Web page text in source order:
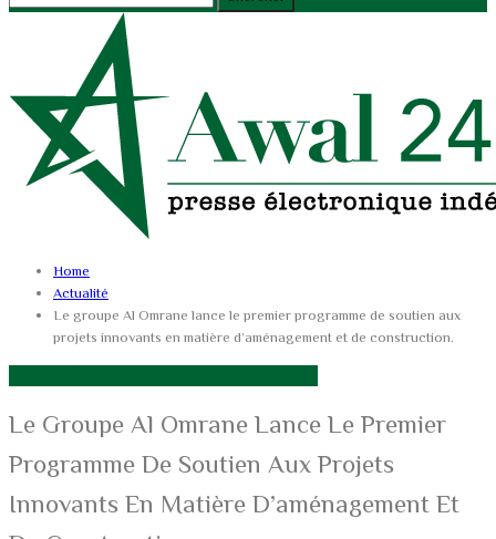
Home
Actualité
Le groupe Al Omrane lance le premier programme de soutien aux
projets innovants en matière d’aménagement et de construction.
Le Groupe Al Omrane Lance Le Premier
Programme De Soutien Aux Projets
Innovants En Matière D’aménagement Et